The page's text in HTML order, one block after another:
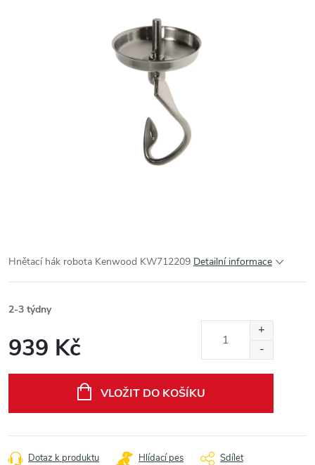
Hnětací hák robota Kenwood KW712209 Detailní informace
2-3 týdny
939 Kč
VLOŽIT DO KOŠÍKU
Dotaz k produktu Hlídací pes Sdílet